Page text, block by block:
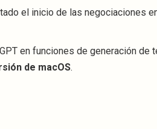
el inicio de las negociaciones
en funciones de generación de
de macOS.